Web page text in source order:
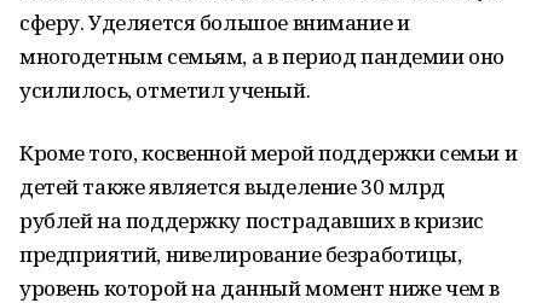
сферу. Уделяется большое внимание и
многодетным семьям, а в период пандемии оно
усилилось, отметил ученый.
Кроме того, косвенной мерой поддержки семьи и
детей также является выделение 30 млрд
рублей на поддержку пострадавших в кризис
предприятий, нивелирование безработицы,
уровень которой на данный момент ниже чем в